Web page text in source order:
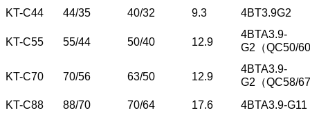
KT-C44 44/35 40/32 9.3 4BT3.9G2
KT-C55 55/44 50/40 12.9
4BTA3.9-
G2（QC50/
KT-C70 70/56 63/50 12.9
4BTA3.9-
G2（QC58/
KT-C88
88/70 70/64 17.6
4BTA3.9-G11